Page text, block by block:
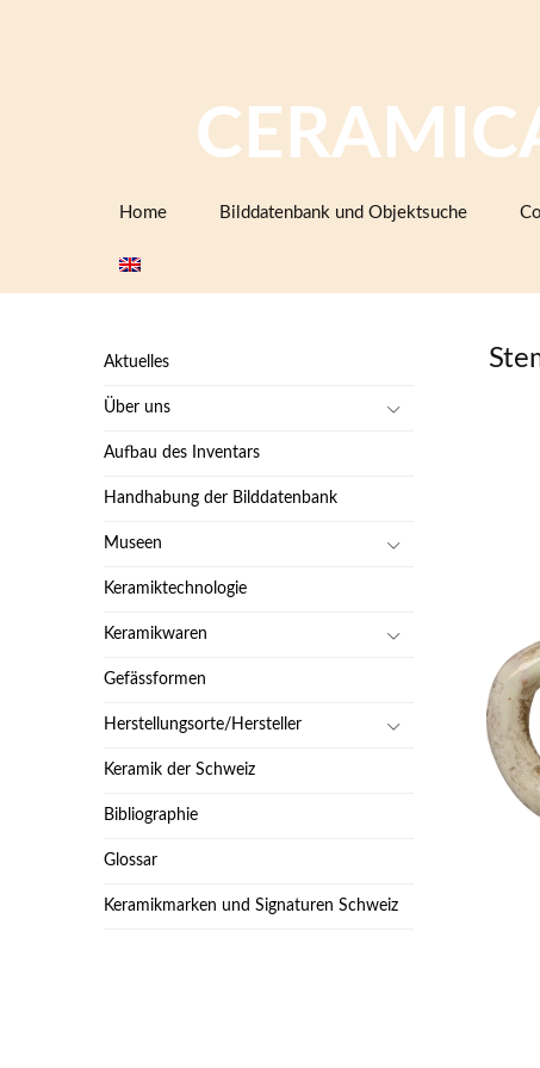
springen
Home Bilddatenbank und Objektsuche
Aktuelles
Über uns
Aufbau des Inventars
Handhabung der Bilddatenbank
Museen
Keramiktechnologie
Keramikwaren
Gefässformen
Herstellungsorte/Hersteller
Keramik der Schweiz
Bibliographie
Glossar
Keramikmarken und Signaturen Schweiz